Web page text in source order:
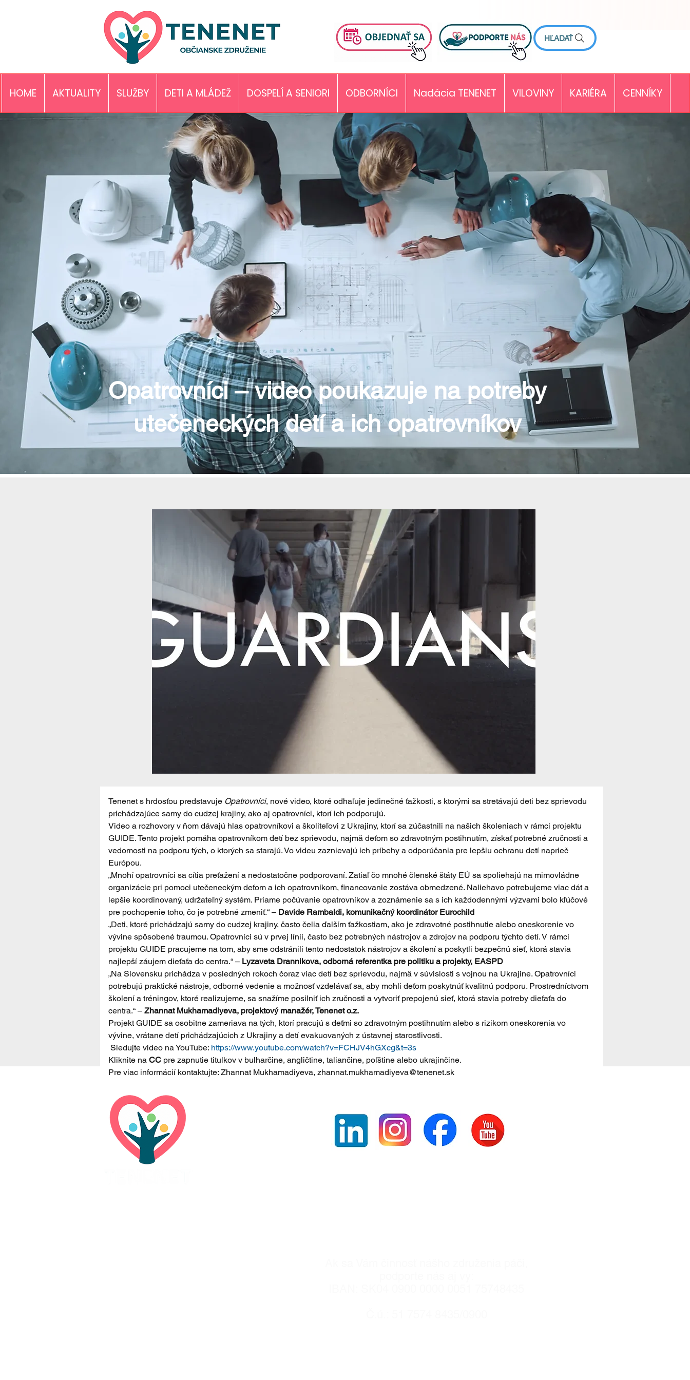
HĽADAŤ
HOME AKTUALITY SLUŽBY DETI A MLÁDEŽ DOSPELÍ A SENIORI ODBORNÍCI Nadácia TENENET VILOVINY KARIÉRA CENNÍKY
Opatrovníci – video poukazuje na potreby
utečeneckých detí a ich opatrovníkov
Tenenet s hrdosťou predstavuje Opatrovníci, nové video, ktoré odhaľuje jedinečné ťažkosti, s ktorými sa stretávajú deti bez sprievodu
prichádzajúce samy do cudzej krajiny, ako aj opatrovníci, ktorí ich podporujú.
Video a rozhovory v ňom dávajú hlas opatrovníkovi a školiteľovi z Ukrajiny, ktorí sa zúčastnili na našich školeniach v rámci projektu
GUIDE. Tento projekt pomáha opatrovníkom detí bez sprievodu, najmä deťom so zdravotným postihnutím, získať potrebné zručnosti a
vedomosti na podporu tých, o ktorých sa starajú. Vo videu zaznievajú ich príbehy a odporúčania pre lepšiu ochranu detí naprieč
Európou.
„Mnohí opatrovníci sa cítia preťažení a nedostatočne podporovaní. Zatiaľ čo mnohé členské štáty EÚ sa spoliehajú na mimovládne
organizácie pri pomoci utečeneckým deťom a ich opatrovníkom, financovanie zostáva obmedzené. Naliehavo potrebujeme viac dát a
lepšie koordinovaný, udržateľný systém. Priame počúvanie opatrovníkov a zoznámenie sa s ich každodennými výzvami bolo kľúčové
pre pochopenie toho, čo je potrebné zmeniť.“ – Davide Rambaldi, komunikačný koordinátor Eurochild
„Deti, ktoré prichádzajú samy do cudzej krajiny, často čelia ďalším ťažkostiam, ako je zdravotné postihnutie alebo oneskorenie vo
vývine spôsobené traumou. Opatrovníci sú v prvej línii, často bez potrebných nástrojov a zdrojov na podporu týchto detí. V rámci
projektu GUIDE pracujeme na tom, aby sme odstránili tento nedostatok nástrojov a školení a poskytli bezpečnú sieť, ktorá stavia
najlepší záujem dieťaťa do centra.“ – Lyzaveta Drannikova, odborná referentka pre politiku a projekty, EASPD
„Na Slovensku prichádza v posledných rokoch čoraz viac detí bez sprievodu, najmä v súvislosti s vojnou na Ukrajine. Opatrovníci
potrebujú praktické nástroje, odborné vedenie a možnosť vzdelávať sa, aby mohli deťom poskytnúť kvalitnú podporu. Prostredníctvom
školení a tréningov, ktoré realizujeme, sa snažíme posilniť ich zručnosti a vytvoriť prepojenú sieť, ktorá stavia potreby dieťaťa do
centra.“ – Zhannat Mukhamadiyeva, projektový manažér, Tenenet o.z.
Projekt GUIDE sa osobitne zameriava na tých, ktorí pracujú s deťmi so zdravotným postihnutím alebo s rizikom oneskorenia vo
vývine, vrátane detí prichádzajúcich z Ukrajiny a detí evakuovaných z ústavnej starostlivosti.
Sledujte video na YouTube: https://www.youtube.com/watch?v=FCHJV4hGXcg&t=3s
Kliknite na CC pre zapnutie titulkov v bulharčine, angličtine, taliančine, poľštine alebo ukrajinčine.
Pre viac informácií kontaktujte: Zhannat Mukhamadiyeva, zhannat.mukhamadiyeva@tenenet.sk